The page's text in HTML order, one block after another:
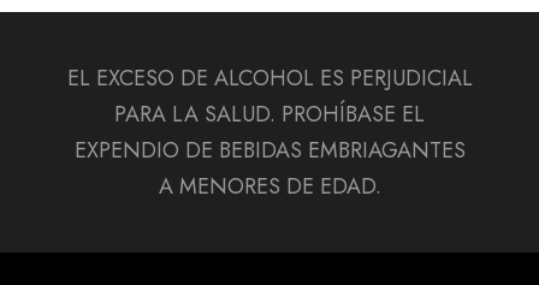
EL EXCESO DE ALCOHOL ES PERJUDICIAL
PARA LA SALUD. PROHÍBASE EL
EXPENDIO DE BEBIDAS EMBRIAGANTES
A MENORES DE EDAD.